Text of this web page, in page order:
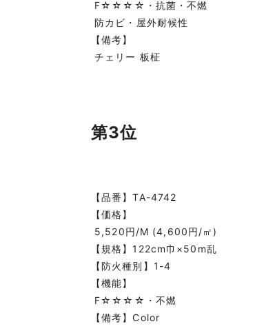
F☆☆☆☆・抗菌・不燃
防カビ・屋外耐候性
【備考】
チェリー 板柾
第3位
【品番】TA-4742
【価格】
5,520円/M (4,600円/㎡)
【規格】122cm巾×50m乱
【防火種別】1-4
【機能】
F☆☆☆☆・不燃
【備考】Color